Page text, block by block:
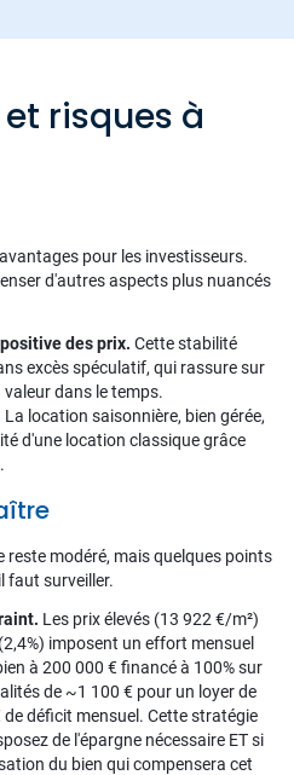
risques à
pour les investisseurs.
d'autres aspects plus nuancés
des prix. Cette stabilité
excès spéculatif, qui rassure sur
dans le temps.
La location saisonnière, bien gérée,
d'une location classique grâce
reste modéré, mais quelques points
faut surveiller.
Les prix élevés (13 922 €/m²)
imposent un effort mensuel
à 200 000 € financé à 100% sur
de ~1 100 € pour un loyer de
déficit mensuel. Cette stratégie
de l'épargne nécessaire ET si
du bien qui compensera cet